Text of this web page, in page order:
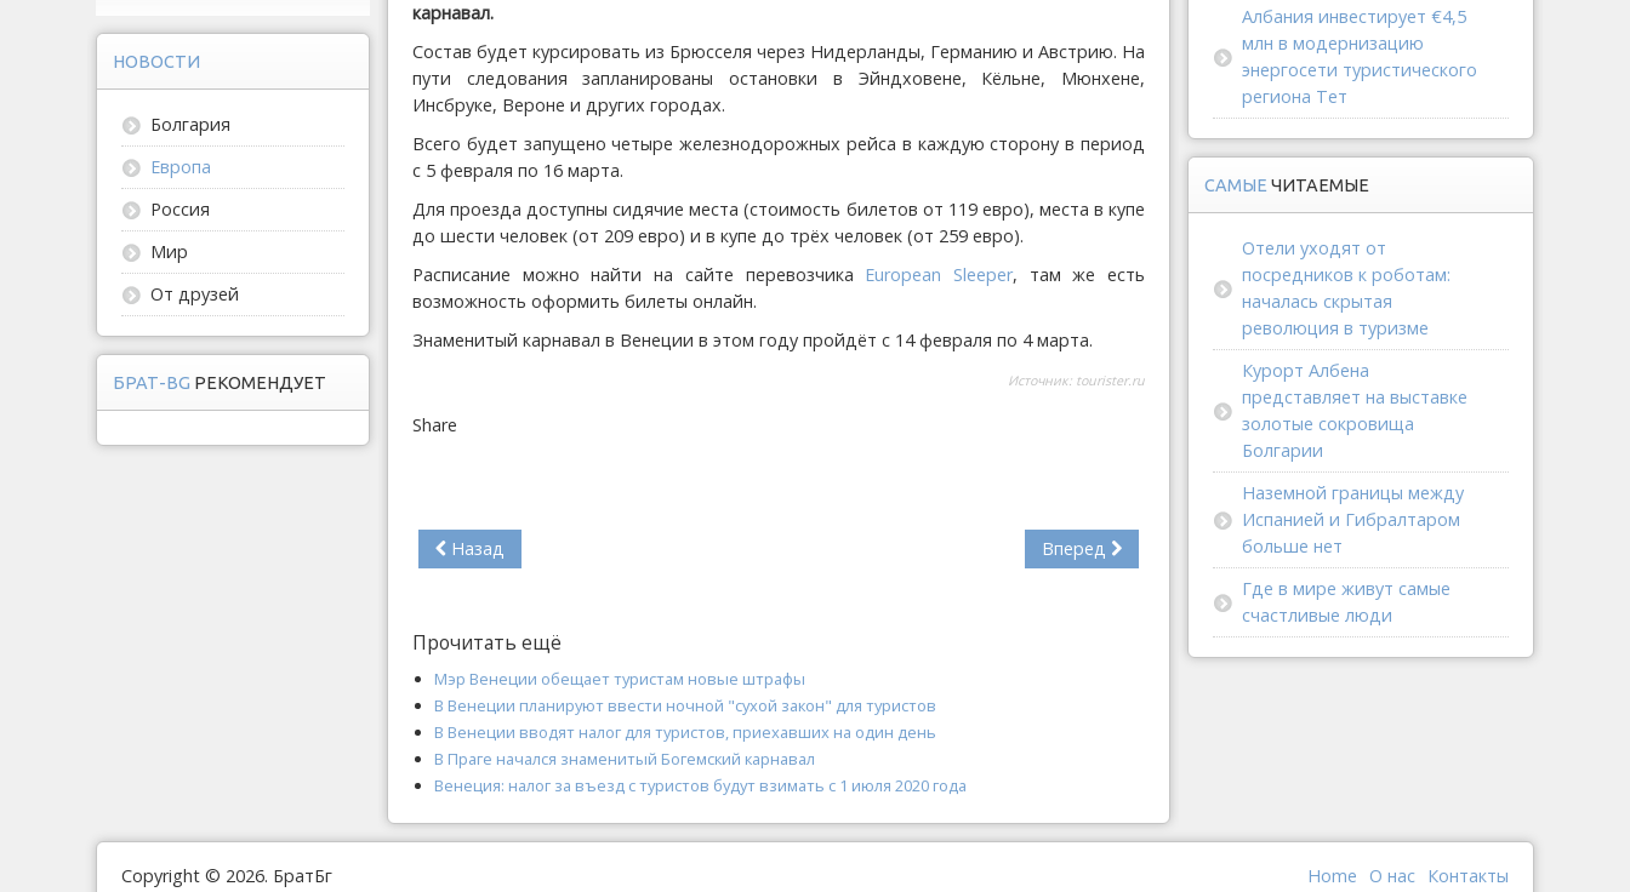
карнавал.
Состав будет курсировать из Брюсселя через Нидерланды, Германию и Австрию. На
пути следования запланированы остановки в Эйндховене, Кёльне, Мюнхене,
Инсбруке, Вероне и других городах.
Всего будет запущено четыре железнодорожных рейса в каждую сторону в период
с 5 февраля по 16 марта.
Для проезда доступны сидячие места (стоимость билетов от 119 евро), места в купе
до шести человек (от 209 евро) и в купе до трёх человек (от 259 евро).
Расписание можно найти на сайте перевозчика European Sleeper, там же есть
возможность оформить билеты онлайн.
Знаменитый карнавал в Венеции в этом году пройдёт с 14 февраля по 4 марта.
Источник: tourister.ru
Share
Назад Вперед
Прочитать ещё
Мэр Венеции обещает туристам новые штрафы
В Венеции планируют ввести ночной "сухой закон" для туристов
В Венеции вводят налог для туристов, приехавших на один день
В Праге начался знаменитый Богемский карнавал
Венеция: налог за въезд с туристов будут взимать с 1 июля 2020 года
НОВОСТИ
Болгария
Европа
Россия
Мир
От друзей
БРАТ-BG РЕКОМЕНДУЕТ
Албания инвестирует €4,5
млн в модернизацию
энергосети туристического
региона Тет
САМЫЕ ЧИТАЕМЫЕ
Отели уходят от
посредников к роботам:
началась скрытая
революция в туризме
Курорт Албена
представляет на выставке
золотые сокровища
Болгарии
Наземной границы между
Испанией и Гибралтаром
больше нет
Где в мире живут самые
счастливые люди
Copyright © 2026. БратБг Контакты
О наc
Home